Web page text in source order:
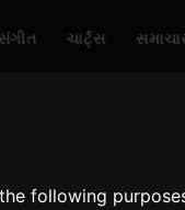
following
સંગીત ચાર્ટ્સ